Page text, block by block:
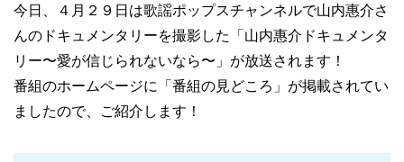
今日、４月２９日は歌謡ポップスチャンネルで山内惠介さ
んのドキュメンタリーを撮影した「山内惠介ドキュメンタ
リー〜愛が信じられないなら〜」が放送されます！
番組のホームページに「番組の見どころ」が掲載されてい
ましたので、ご紹介します！